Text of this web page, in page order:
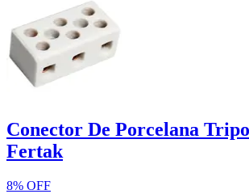
Conector De Porcelana
Fertak
8% OFF